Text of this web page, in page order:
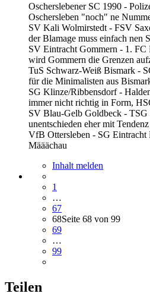
Oscherslebener SC 1990 -
Oschersleben "noch" ne
SV Kali Wolmirstedt - FSV
der Blamage muss einfach nen
SV Eintracht Gommern - 1.
wird Gommern die Grenzen
TuS Schwarz-Weiß Bismark -
für die Minimalisten aus
SG Klinze/Ribbensdorf -
immer nicht richtig in Form,
SV Blau-Gelb Goldbeck - TSG
unentschieden eher mit
VfB Ottersleben - SG Eintracht
Määächau
Inhalt melden
1
…
67
68Seite 68 von 99
69
…
99
Teilen